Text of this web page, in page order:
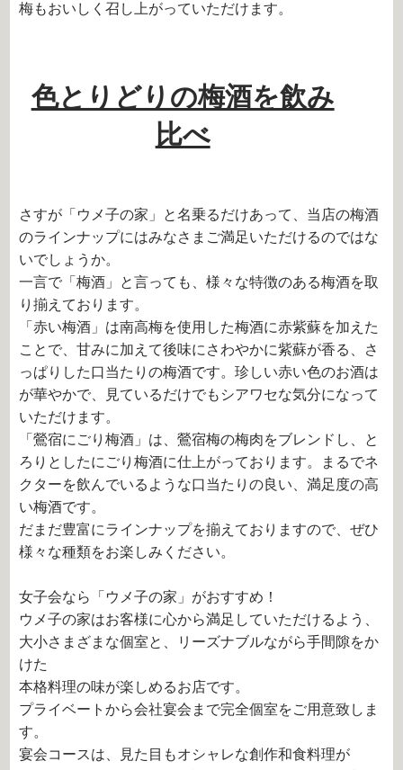
梅もおいしく召し上がっていただけます。
色とりどりの梅酒を飲み
比べ
さすが「ウメ子の家」と名乗るだけあって、当店の梅酒
のラインナップにはみなさまご満足いただけるのではな
いでしょうか。
一言で「梅酒」と言っても、様々な特徴のある梅酒を取
り揃えております。
「赤い梅酒」は南高梅を使用した梅酒に赤紫蘇を加えた
ことで、甘みに加えて後味にさわやかに紫蘇が香る、さ
っぱりした口当たりの梅酒です。珍しい赤い色のお酒は
が華やかで、見ているだけでもシアワセな気分になって
いただけます。
「鶯宿にごり梅酒」は、鶯宿梅の梅肉をブレンドし、と
ろりとしたにごり梅酒に仕上がっております。まるでネ
クターを飲んでいるような口当たりの良い、満足度の高
い梅酒です。
だまだ豊富にラインナップを揃えておりますので、ぜひ
様々な種類をお楽しみください。
女子会なら「ウメ子の家」がおすすめ！
ウメ子の家はお客様に心から満足していただけるよう、
大小さまざまな個室と、リーズナブルながら手間隙をか
けた
本格料理の味が楽しめるお店です。
プライベートから会社宴会まで完全個室をご用意致しま
す。
宴会コースは、見た目もオシャレな創作和食料理が